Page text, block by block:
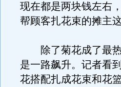
现在都是两块钱左右
帮顾客扎花束的摊主这
除了菊花成了最热
是一路飙升。记者看
花搭配扎成花束和花